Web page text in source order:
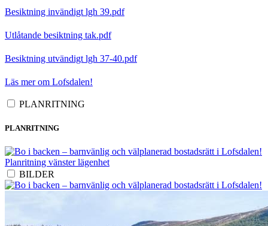
Besiktning invändigt lgh 39.pdf
Utlåtande besiktning tak.pdf
Besiktning utvändigt lgh 37-40.pdf
Läs mer om Lofsdalen!
PLANRITNING
PLANRITNING
Planritning vänster lägenhet
BILDER